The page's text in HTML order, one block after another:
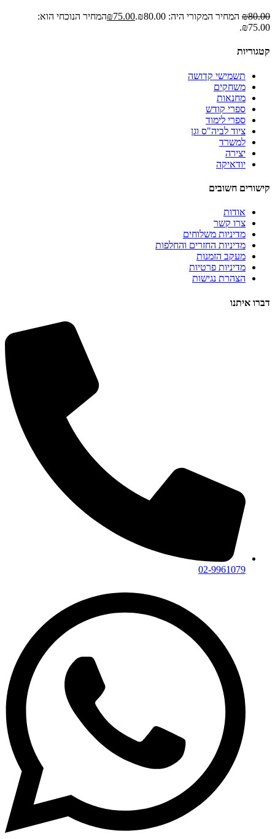
₪80.00 המחיר המקורי היה: ₪80.00. ₪75.00
המחיר הנוכחי הוא:
₪75.00.
קטגוריות
תשמישי קדושה
משחקים
מחנאות
ספרי קודש
ספרי לימוד
ציוד לביה"ס וגן
למשרד
יצירה
יודאיקה
קישורים חשובים
אודות
צרו קשר
מדיניות משלוחים
מדיניות החזרים והחלפות
מעקב הזמנות
מדיניות פרטיות
הצהרת נגישות
דברו איתנו
02-9961079